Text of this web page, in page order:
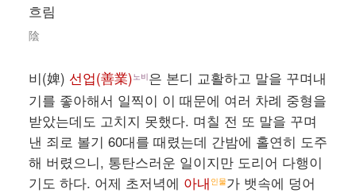
흐림
陰
비(婢) 선업(善業)노비은 본디 교활하고 말을 꾸며내
기를 좋아해서 일찍이 이 때문에 여러 차례 중형을
받았는데도 고치지 못했다. 며칠 전 또 말을 꾸며
낸 죄로 볼기 60대를 때렸는데 간밤에 홀연히 도주
해 버렸으니, 통탄스러운 일이지만 도리어 다행이
기도 하다. 어제 초저녁에 아내 인물가 뱃속에 덩어